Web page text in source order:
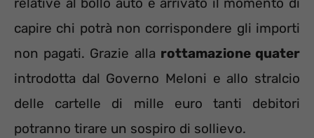
relative al bollo auto è arrivato il momento di
capire chi potrà non corrispondere gli importi
non pagati. Grazie alla rottamazione quater
introdotta dal Governo Meloni e allo stralcio
delle cartelle di mille euro tanti debitori
potranno tirare un sospiro di sollievo.